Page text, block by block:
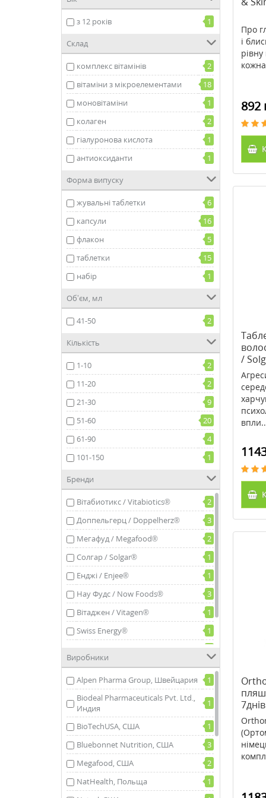
з 12 років 1
Склад
комплекс вітамінів
2
вітаміни з мікроелементами
18
моновітаміни
1
колаген
2
гіалуронова кислота
1
антиоксиданти
1
Форма випуску
жувальні таблетки
6
капсули
16
флакон
5
таблетки
15
набір
1
Об’єм, мл
41-50 2
Кількість
1-10
2
11-20
2
21-30
9
51-60
20
61-90
4
101-150
1
Бренди
Вітабиотикс / Vitabiotics®
2
Доппельгерц / Doppelherz®
3
Мегафуд / Megafood®
2
Солгар / Solgar®
1
Енджі / Enjee®
1
Нау Фудс / Now Foods®
3
Вітаджен / Vitagen®
1
Swiss Energy®
1
Натрол / Natrol, США
1
Виробники
Alpen Pharma Group, Швейцария
1
Biodeal Pharmaceuticals Pvt. Ltd.,
Индия
1
BioTechUSA, США
1
Bluebonnet Nutrition, США
3
Megafood, США
2
NatHealth, Польща
1
Про
і
892
/
7днів